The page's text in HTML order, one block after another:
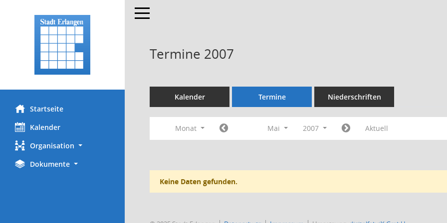
Startseite
Kalender
Organisation
Dokumente
Toggle navigation
Termine 2007
Kalender Termine Niederschriften
Monat Mai 2007 Aktuell
Keine Daten gefunden.